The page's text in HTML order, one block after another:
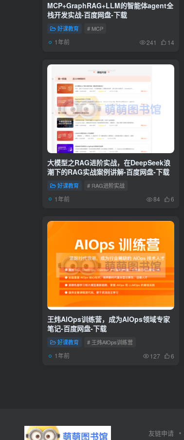
MCP+GraphRAG+LLM的智能体agent全
栈开发实战-百度网盘-下载
好课教育 # MCP
1年前 241 14
大模型之RAG进阶实战，在DeepSeek浪
潮下的RAG实战案例讲解-百度网盘-下载
好课教育 # RAG进阶实战
1年前 84 6
王炜AlOps训练营，成为AIOps领域专家
笔记-百度网盘-下载
好课教育 # 王炜AlOps训练营
1年前 127 6
友链申请